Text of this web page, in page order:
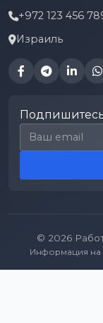
+972 123 456
Израиль
Email для
© 2026
Информация на